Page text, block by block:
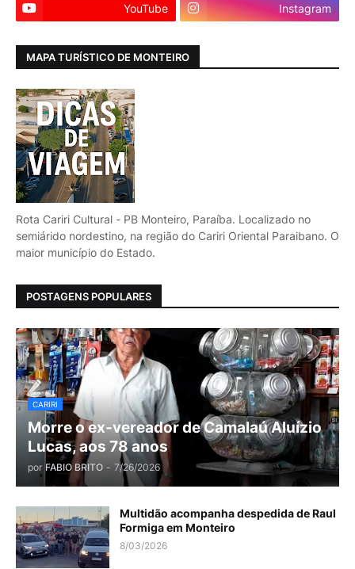
YouTube Instagram
MAPA TURÍSTICO DE MONTEIRO
Rota Cariri Cultural - PB Monteiro, Paraíba. Localizado no
semiárido nordestino, na região do Cariri Oriental Paraibano. O
maior município do Estado.
POSTAGENS POPULARES
CARIRI
Morre o ex-vereador de Camalaú Aluízio
Lucas, aos 78 anos
por FABIO BRITO - 7/26/2026
Multidão acompanha despedida de Raul
Formiga em Monteiro
8/03/2026